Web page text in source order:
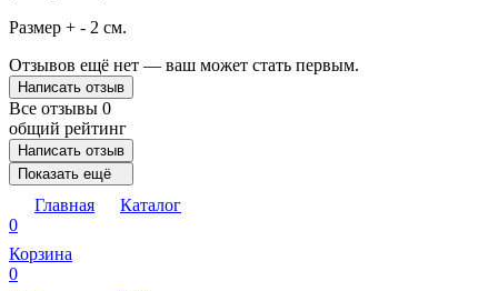
Размер + - 2 см.
Отзывов ещё нет — ваш может стать первым.
Написать отзыв
Все отзывы 0
общий рейтинг
Написать отзыв
Показать ещё
Главная
Каталог
0
Корзина
0